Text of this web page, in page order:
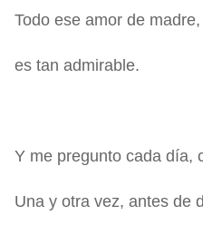
Todo ese amor de madre,
es tan admirable.
Y me pregunto cada día,
Una y otra vez, antes de